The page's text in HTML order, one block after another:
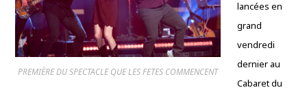
PREMIÈRE DU SPECTACLE QUE LES FETES COMMENCENT
lancées en
grand
vendredi
dernier au
Cabaret du